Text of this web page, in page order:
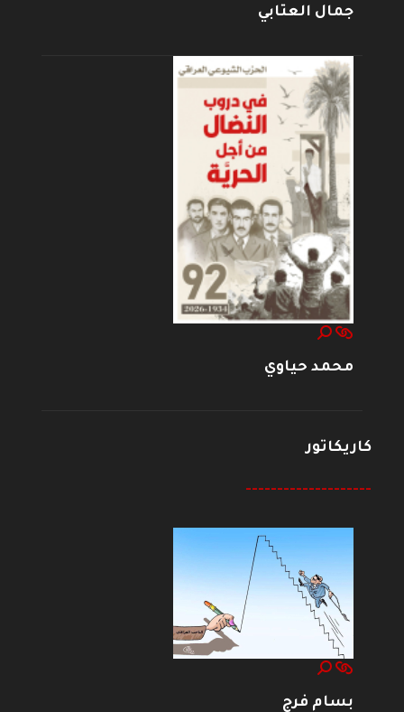
جمال العتابي
محمد حياوي
كاريكاتور
--------------------
بسام فرج